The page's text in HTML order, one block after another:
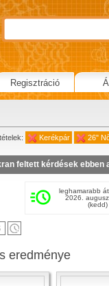
Kerékpár 26"
feltett kérdések ebben
leghamarabb
2026.
(kedd)
eredménye
Regisztráció